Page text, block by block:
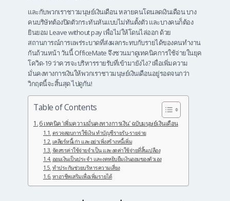
และกับพวกเราชาวมนุษย์เงินเดือน หลายคนโดนลดเงินเดือน บาง
คนบริษัทต้องปิดตัวกระทันหันแบบไม่ทันตั้งตัว และบางคนก็ต้อง
ยินยอม Leave without pay เพื่อไม่ให้โดนไล่ออก ด้วย
สถานการณ์การแพร่ระบาดที่ส่งผลกระทบกับรายได้ของคนทำงาน
กันถ้วนหน้า วันนี้ OfficeMate จึงชวนมาดูเทคนิคการใช้จ่ายในยุค
โควิด-19 ว่าควรจะบริหารรายรับที่เข้ามายังไง? เพื่อเพิ่มความ
มั่นคงทางการเงินให้พวกเราชาวมนุษย์เงินเดือนอยู่รอดจนกว่า
วิกฤตนี้จะสิ้นสุด ไปดูกัน!
Table of Contents
6 เทคนิค ‘เพิ่มความมั่นคงทางการเงิน’ ฉบับมนุษย์เงินเดือน
ตรวจสอบการใช้เงิน ทำบัญชีรายรับ-รายจ่าย
เคลียร์หนี้เก่า และอย่าเพิ่งสร้างหนี้เพิ่ม
จัดสรรค่าใช้จ่ายจำเป็น และงดค่าใช้จ่ายที่สิ้นเปลือง
ออมเงินเป็นประจำ และงดหยิบยืมเงินออมของตัวเอง
ทำประกันช่วยบริหารความเสี่ยง
หาอาชีพเสริมเพื่อเพิ่มรายได้